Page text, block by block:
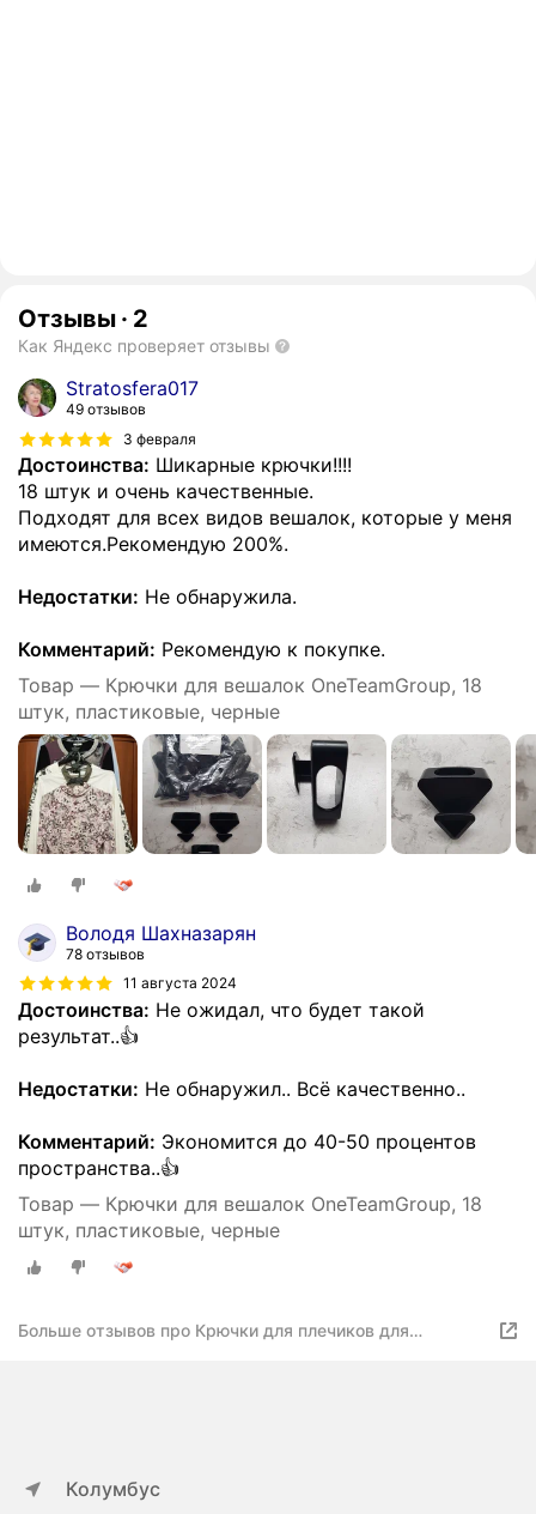
Отзывы · 2
Как Яндекс проверяет отзывы
Stratosfera017
49 отзывов
3 февраля
Достоинства: Шикарные крючки!!!!
18 штук и очень качественные.
Подходят для всех видов вешалок, которые у меня
имеются.Рекомендую 200%.
Недостатки: Не обнаружила.
Комментарий: Рекомендую к покупке.
Товар — Крючки для вешалок OneTeamGroup, 18
штук, пластиковые, черные
Володя Шахназарян
78 отзывов
11 августа 2024
Достоинства: Не ожидал, что будет такой
результат..👍
Недостатки: Не обнаружил.. Всё качественно..
Комментарий: Экономится до 40-50 процентов
пространства..👍
Товар — Крючки для вешалок OneTeamGroup, 18
штук, пластиковые, черные
Больше отзывов про Крючки для плечиков для
Колумбус